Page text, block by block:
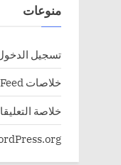
منوعات
تسجيل
خلاصات Feed الإدخالات
خلاصة